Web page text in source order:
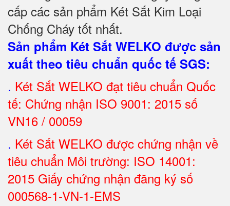
cấp các sản phẩm Két Sắt Kim Loại
Chống Cháy tốt nhất.
Sản phẩm Két Sắt WELKO được sản
xuất theo tiêu chuẩn quốc tế SGS:
. Két Sắt WELKO đạt tiêu chuẩn Quốc
tế: Chứng nhận ISO 9001: 2015 số
VN16 / 00059
. Két Sắt WELKO được chứng nhận về
tiêu chuẩn Môi trường: ISO 14001:
2015 Giấy chứng nhận đăng ký số
000568-1-VN-1-EMS